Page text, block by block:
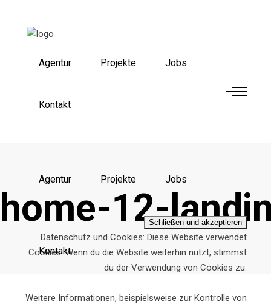
Agentur Projekte Jobs
Kontakt
Datenschutz und Cookies: Diese Website verwendet
Cookies. Wenn du die Website weiterhin nutzt, stimmst
du der Verwendung von Cookies zu.
Weitere Informationen, beispielsweise zur Kontrolle von
Agentur Projekte Jobs
Kontakt
home-12-